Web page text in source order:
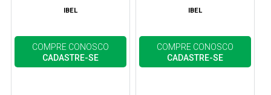
IBEL
COMPRE CONOSCO
CADASTRE-SE
IBEL
COMPRE CONOSCO
CADASTRE-SE